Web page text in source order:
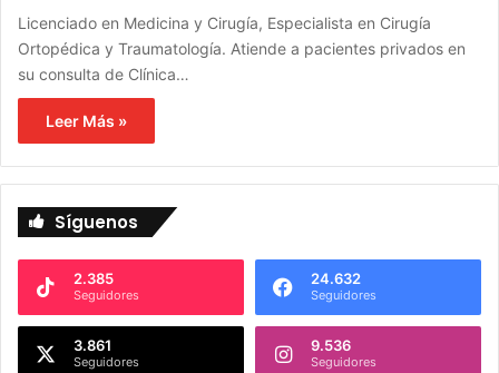
Licenciado en Medicina y Cirugía, Especialista en Cirugía
Ortopédica y Traumatología. Atiende a pacientes privados en
su consulta de Clínica…
Leer Más »
Síguenos
2.385
Seguidores
24.632
Seguidores
3.861
Seguidores
9.536
Seguidores